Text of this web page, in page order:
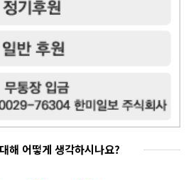
해 어떻게 생각하시나요?